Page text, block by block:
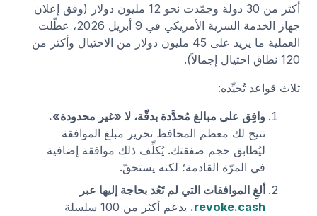
أكثر من 30 دولة وجمّدت نحو 12 مليون دولار (وفق إعلان
جهاز الخدمة السرية الأمريكي في 9 أبريل 2026، عطّلت
العملية ما يزيد على 45 مليون دولار من الاحتيال وأكثر من
120 نطاق احتيال إجمالاً).
ثلاث قواعد تُحيِّده:
وافِق على مبالغ مُحدَّدة بدقّة، لا «غير محدودة».
تتيح لك معظم المحافظ تحرير مبلغ الموافقة
ليُطابق حجم صفقتك. يُكلِّف ذلك موافقة إضافية
في المرّة القادمة؛ لكنه يستحقّ.
ألغِ الموافقات التي لم تَعُد بحاجة إليها عبر
revoke.cash
.
يدعم أكثر من 100 سلسلة